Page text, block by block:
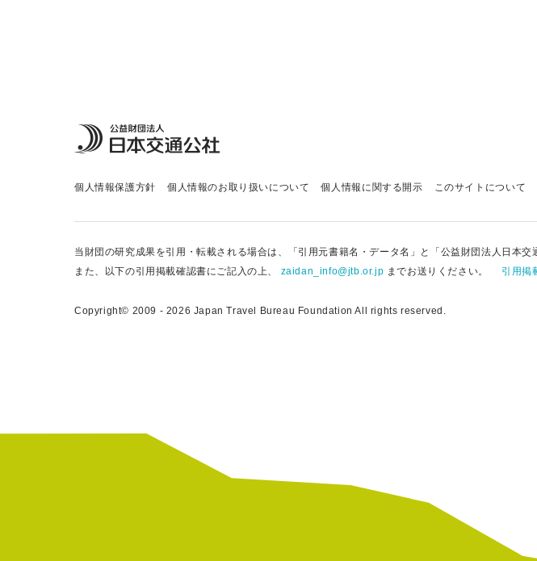
個人情報保護方針 個人情報のお取り扱いについて 個人情報に関する開示 このサイトについて
当財団の研究成果を引用・転載される場合は、「引用元書籍名・データ名」と「公益財団法人日本
また、以下の引用掲載確認書にご記入の上、 zaidan_info@jtb.or.jp までお送りください。 引用掲
Copyright© 2009 - 2026 Japan Travel Bureau Foundation All rights reserved.